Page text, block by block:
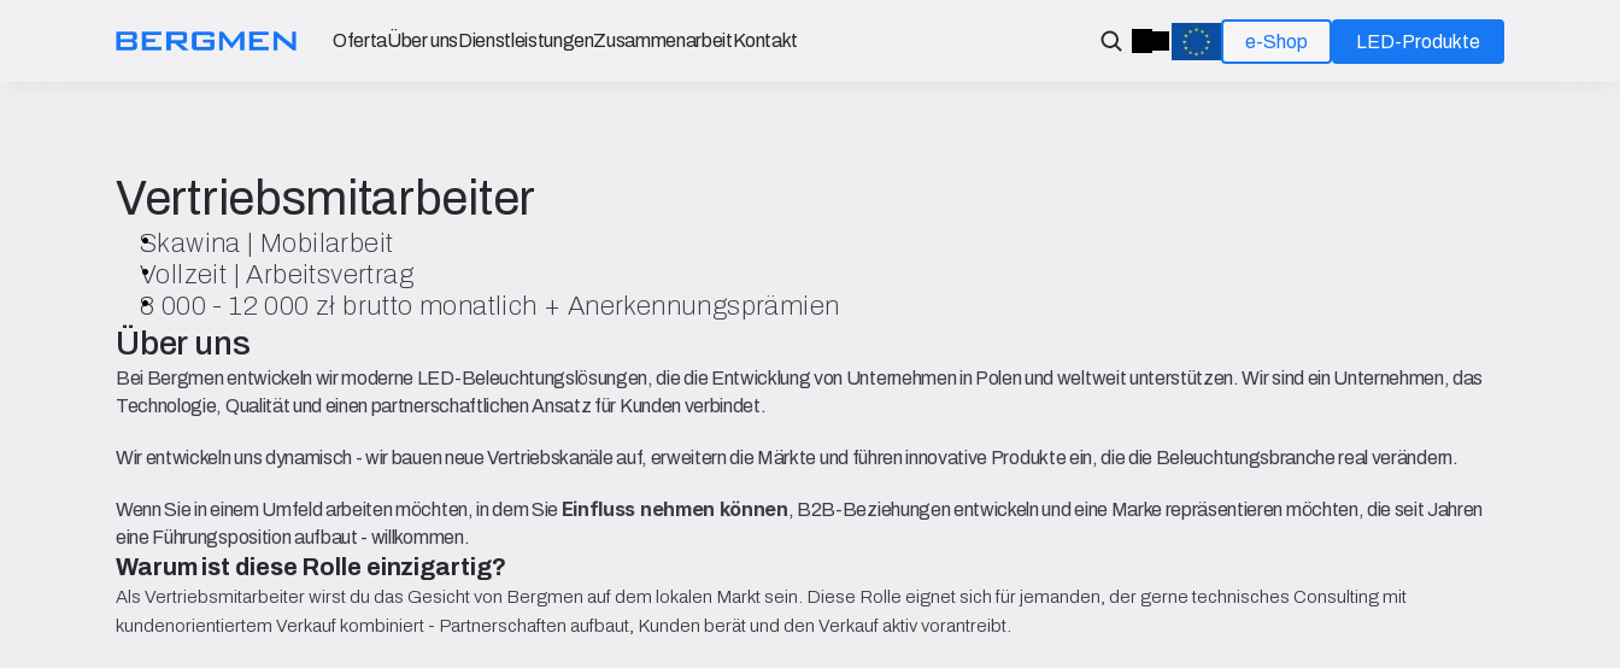
Vertriebsmitarbeiter
Skawina | Mobilarbeit
Vollzeit | Arbeitsvertrag
8 000 - 12 000 zł brutto monatlich + Anerkennungsprämien
Über uns
Bei Bergmen entwickeln wir moderne LED-Beleuchtungslösungen, die die Entwicklung von Unternehmen in Polen und weltweit unterstützen. Wir sind ein Unternehmen, das
Technologie, Qualität und einen partnerschaftlichen Ansatz für Kunden verbindet.
Wir entwickeln uns dynamisch - wir bauen neue Vertriebskanäle auf, erweitern die Märkte und führen innovative Produkte ein, die die Beleuchtungsbranche real verändern.
Wenn Sie in einem Umfeld arbeiten möchten, in dem Sie Einfluss nehmen können, B2B-Beziehungen entwickeln und eine Marke repräsentieren möchten, die seit Jahren
eine Führungsposition aufbaut - willkommen.
Warum ist diese Rolle einzigartig?
Als Vertriebsmitarbeiter wirst du das Gesicht von Bergmen auf dem lokalen Markt sein. Diese Rolle eignet sich für jemanden, der gerne technisches Consulting mit
kundenorientiertem Verkauf kombiniert - Partnerschaften aufbaut, Kunden berät und den Verkauf aktiv vorantreibt.
OfertaÜber unsDienstleistungenZusammenarbeitKontakt e-Shop LED-Produkte